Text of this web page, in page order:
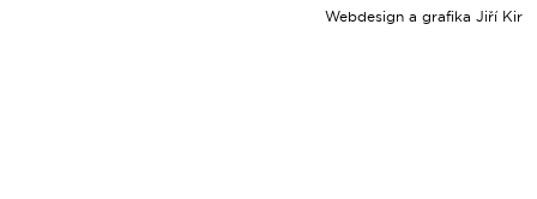
Webdesign a grafika Jiří Kir